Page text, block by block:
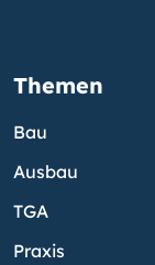
Themen
Bau
Ausbau
TGA
Praxis